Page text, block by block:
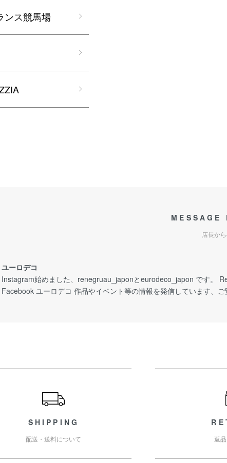
ンス競馬場
MESSAGE
店長か
ユーロデコ
Instagram始めました、renegruau_japonとeurodeco_japon です。
Facebook ユーロデコ 作品やイベント等の情報を発信しています、ご
SHIPPING
配送・送料について 返